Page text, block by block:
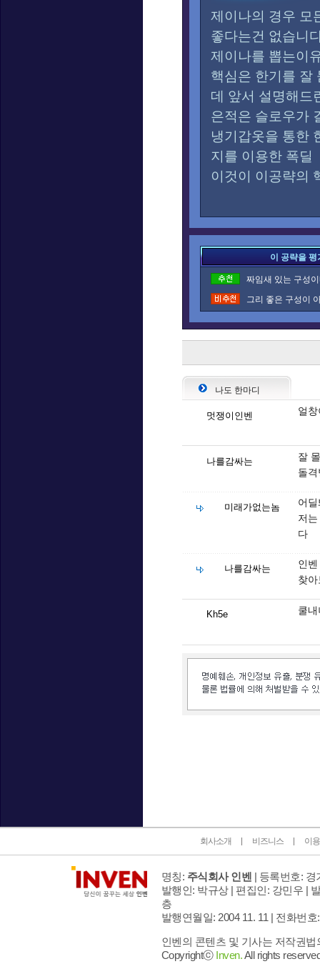
제이나의 경우 모
좋다는건 없습니
제이나를 뽑는이
핵심은 한기를 잘
데 앞서 설명해드
은적은 슬로우가
냉기갑옷을 통한
지를 이용한 폭딜
이것이 이공략의
이 공략을
짜임새 있는 구성
그리 좋은 구성이
나도 한마디
멋쟁이인벤 얼
나를감싸는
잘
돌
미래가없는놈
어
저
다
나를감싸는
인
찾
Kh5e 쿨
회사소개 비즈니스 이
명칭: 주식회사 인벤 | 등록번호: 경
발행인: 박규상 | 편집인: 강민우 |
층
발행연월일: 2004 11. 11 | 전화번호
인벤의 콘텐츠 및 기사는 저작권
Copyrightⓒ Inven.All rights